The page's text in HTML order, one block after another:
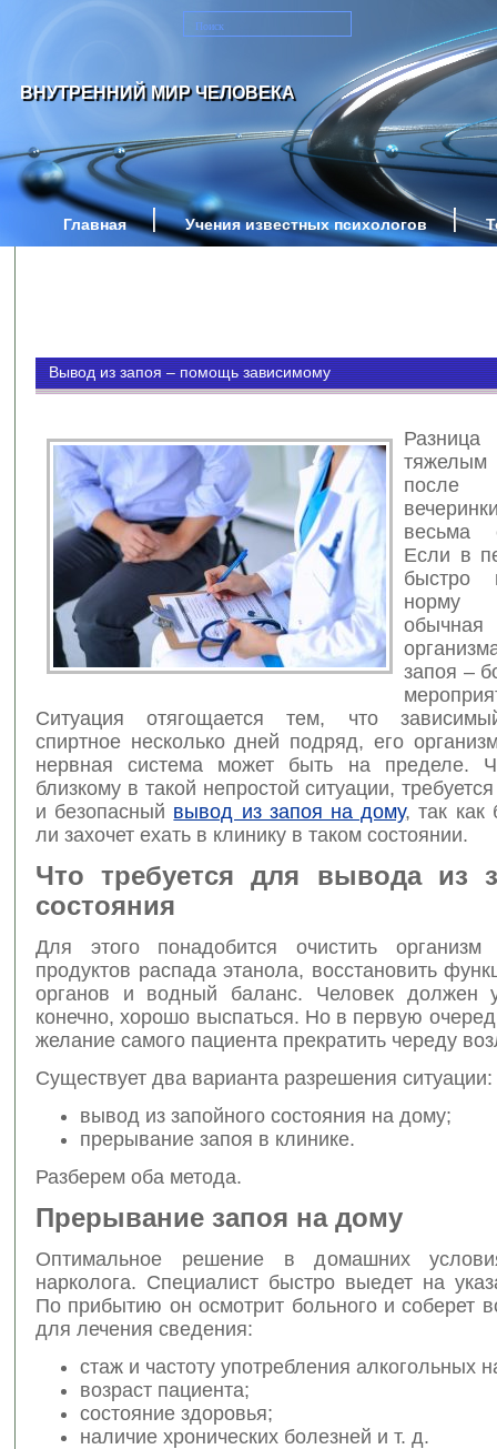
ВНУТРЕННИЙ МИР ЧЕЛОВЕКА
Главная Учения известных психологов
Вывод из запоя – помощь зависимому
весьма
Если в
быстро
обычная
запоя –
Ситуация отягощается тем, что
спиртное несколько дней подряд, его
нервная система может быть на пределе.
близкому в такой непростой ситуации,
и безопасный вывод из запоя на дому, так как
ли захочет ехать в клинику в таком состоянии.
Что требуется для вывода из
состояния
Для этого понадобится очистить организм
продуктов распада этанола, восстановить
органов и водный баланс. Человек должен
конечно, хорошо выспаться. Но в первую
желание самого пациента прекратить череду
Существует два варианта разрешения ситуации:
вывод из запойного состояния на дому;
прерывание запоя в клинике.
Разберем оба метода.
Прерывание запоя на дому
Оптимальное решение в домашних
нарколога. Специалист быстро выедет на
По прибытию он осмотрит больного и соберет
для лечения сведения:
стаж и частоту употребления алкогольных
возраст пациента;
состояние здоровья;
наличие хронических болезней и т. д.